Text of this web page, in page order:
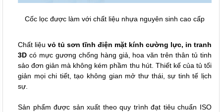
Cốc lọc được làm với chất liệu nhựa nguyên sinh cao cấp
Chất liệu vỏ tủ sơn tĩnh điện mặt kính cường lực, in tranh
3D có mực gương chống hàng giả, hoa văn trên thân tủ tinh
sảo đơn giản mà không kém phầm thu hút. Thiết kế của tủ tối
giản mọi chi tiết, tạo không gian mở thư thái, sự tinh tế lịch
sự.
Sản phẩm được sản xuất theo quy trình đạt tiêu chuẩn ISO